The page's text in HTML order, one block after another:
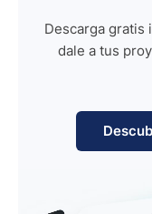
Descarga gratis
dale a tus